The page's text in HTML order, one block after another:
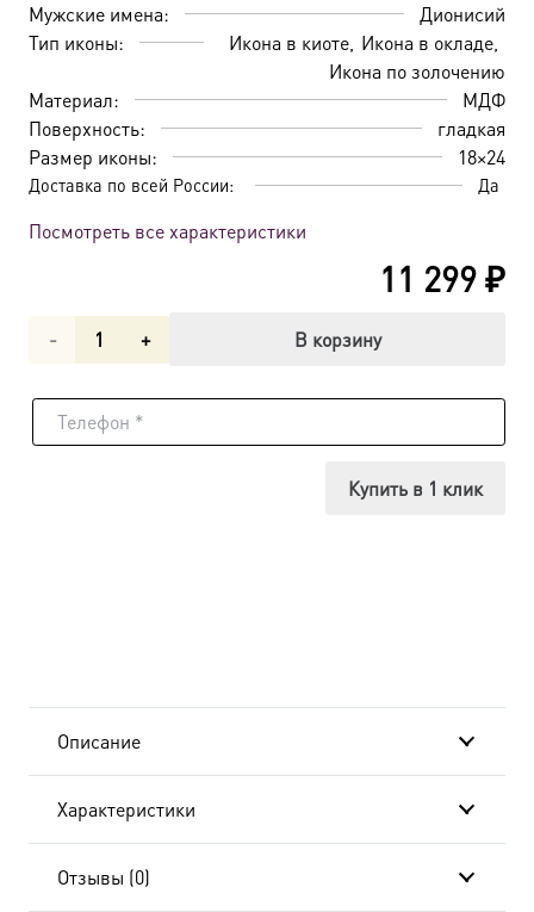
Мужские имена:
Дионисий
Тип иконы:
Икона в киоте Икона в окладе
Икона по золочению
Материал:
МДФ
Поверхность:
гладкая
Размер иконы:
18×24
Доставка по всей России: Да
Посмотреть все характеристики
11 299₽
Количество
Икона
BK-
В корзину
Купить в 1 клик
Описание
Характеристики
Отзывы (0)